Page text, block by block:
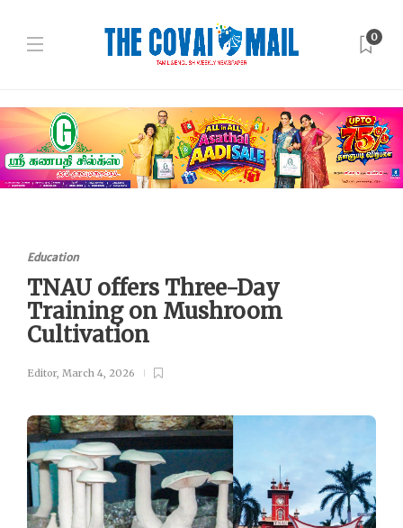
0
Education
TNAU offers Three-Day
Training on Mushroom
Cultivation
Editor, March 4, 2026